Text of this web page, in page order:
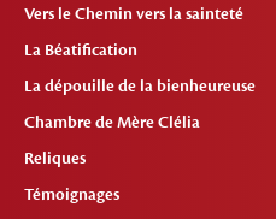
Vers le Chemin vers la sainteté
La Béatification
La dépouille de la bienheureuse
Chambre de Mère Clélia
Reliques
Témoignages